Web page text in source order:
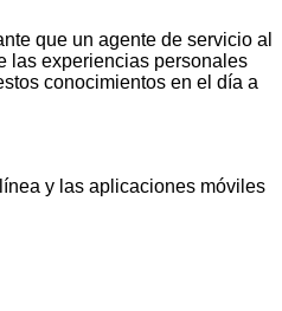
que un agente de servicio al
las experiencias personales
conocimientos en el día a
y las aplicaciones móviles